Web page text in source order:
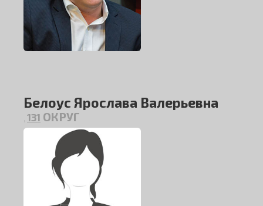
Белоус Ярослава Валерьевна
131 ОКРУГ